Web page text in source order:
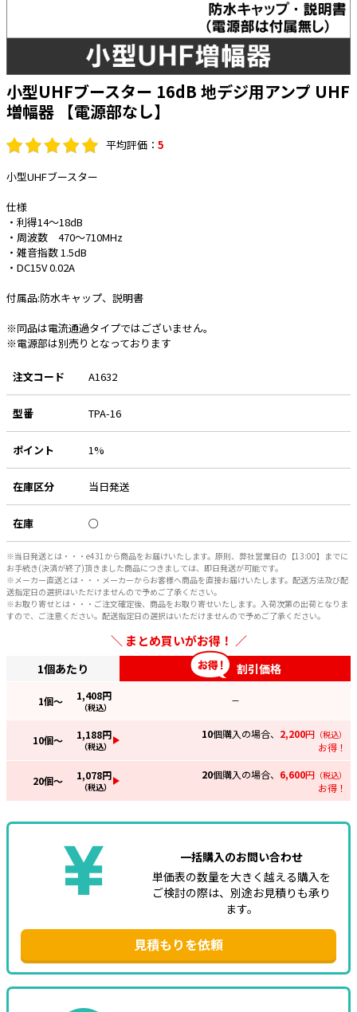
スイッチ・コンセント（配線器具）
PF管/FEP管/CD管/情報線保護管
ボックス・ビニル電線管付属品・引き込
工具関連
EV充電設備工事関連
その他
e431オリジナル
暑さ対策
販売終了品
小型UHFブースター 16dB 地デジ用アンプ UHF
増幅器 【電源部なし】
平均評価： 5
小型UHFブースター
仕様
・利得14～18dB
・周波数 470～710MHz
・雑音指数 1.5dB
・DC15V 0.02A
付属品:防水キャップ、説明書
※同品は電流通過タイプではございません。
※電源部は別売りとなっております
注文コード A1632
型番 TPA-16
ポイント 1%
在庫区分 当日発送
在庫 ○
※当日発送とは・・・e431から商品をお届けいたします。原則、弊社営業日の【13:00】までに
お手続き(決済が終了)頂きました商品につきましては、即日発送が可能です。
※メーカー直送とは・・・メーカーからお客様へ商品を直接お届けいたします。配送方法及び配
送指定日の選択はいただけませんので予めご了承ください。
※お取り寄せとは・・・ご注文確定後、商品をお取り寄せいたします。入荷次第の出荷となりま
すので、ご注意ください。配送指定日の選択はいただけませんので予めご了承ください。
まとめ買いがお得！
1個あたり 割引価格
1個～ 1,408円
（税込）
—
10個～ 1,188円
（税込）
10個購入の場合、 2,200円 （税込）
お得！
20個～ 1,078円
（税込）
20個購入の場合、 6,600円 （税込）
お得！
一括購入のお問い合わせ
単価表の数量を大きく越える購入を
ご検討の際は、別途お見積りも承り
ます。
見積もりを依頼